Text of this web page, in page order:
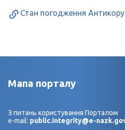
Стан погодження
Мапа порталу
З питань користування Порталом
e-mail: public.integrity@e-